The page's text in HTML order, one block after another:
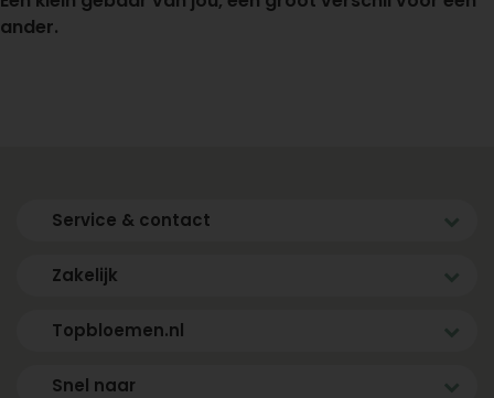
ander.
Service & contact
Zakelijk
Topbloemen.nl
Snel naar